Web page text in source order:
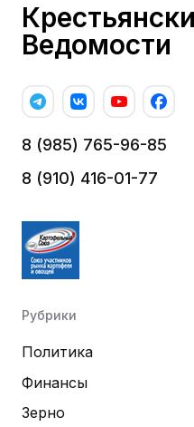
Ведомости
8 (985) 765-96-85
8 (910) 416-01-77
Рубрики
Политика
Финансы
Зерно